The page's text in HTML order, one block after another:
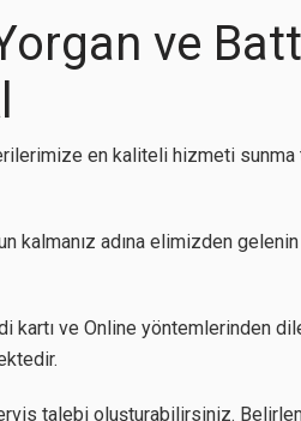
ve
en kaliteli hizmeti sunma
adına elimizden
kartı ve Online yöntemlerinden
talebi oluşturabilirsiniz.